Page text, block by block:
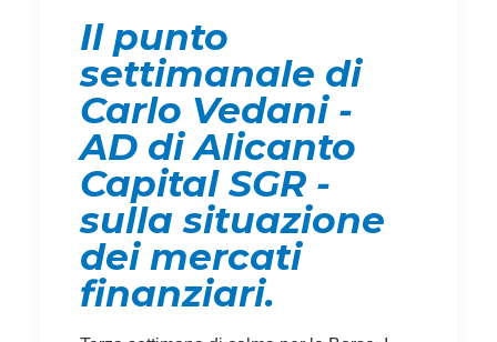
Il punto
settimanale di
Carlo Vedani -
AD di Alicanto
Capital SGR -
sulla situazione
dei mercati
finanziari.